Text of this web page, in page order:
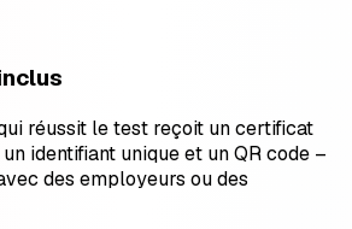
réussit le test reçoit un certificat
identifiant unique et un QR code –
des employeurs ou des